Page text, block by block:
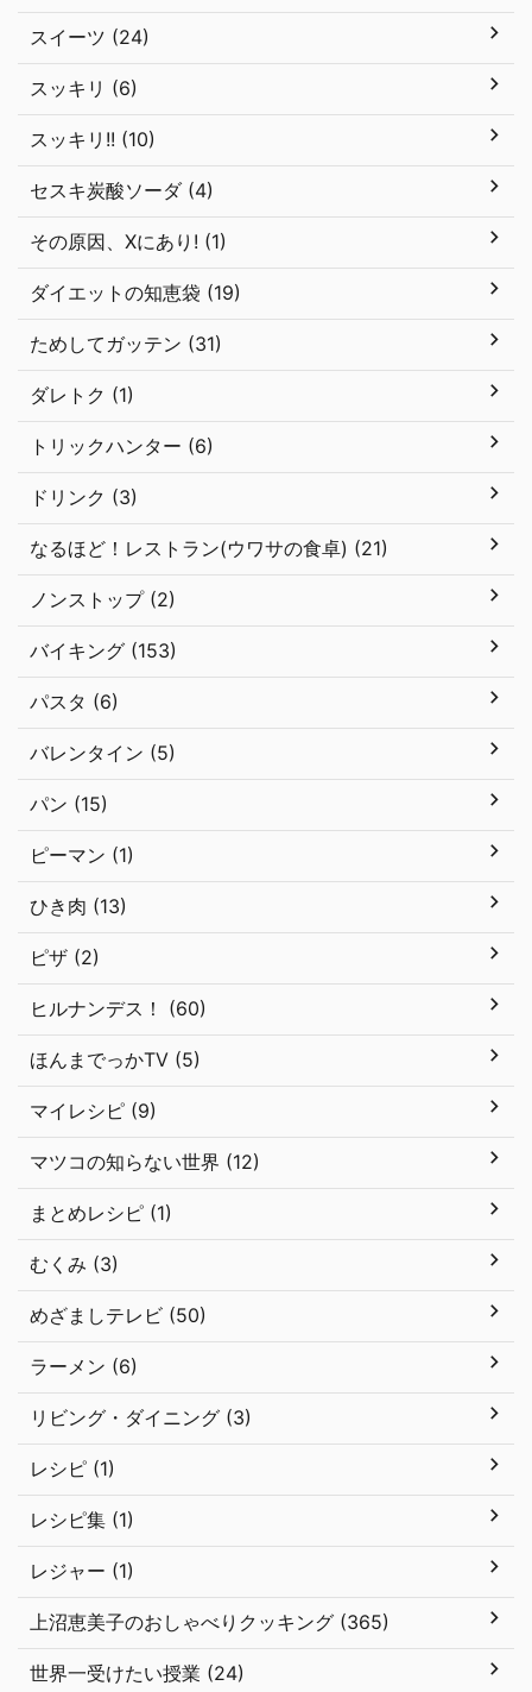
スイーツ (24)
スッキリ (6)
スッキリ!! (10)
セスキ炭酸ソーダ (4)
その原因、Xにあり! (1)
ダイエットの知恵袋 (19)
ためしてガッテン (31)
ダレトク (1)
トリックハンター (6)
ドリンク (3)
なるほど！レストラン(ウワサの食卓) (21)
ノンストップ (2)
バイキング (153)
パスタ (6)
バレンタイン (5)
パン (15)
ピーマン (1)
ひき肉 (13)
ピザ (2)
ヒルナンデス！ (60)
ほんまでっかTV (5)
マイレシピ (9)
マツコの知らない世界 (12)
まとめレシピ (1)
むくみ (3)
めざましテレビ (50)
ラーメン (6)
リビング・ダイニング (3)
レシピ (1)
レシピ集 (1)
レジャー (1)
上沼恵美子のおしゃべりクッキング (365)
世界一受けたい授業 (24)